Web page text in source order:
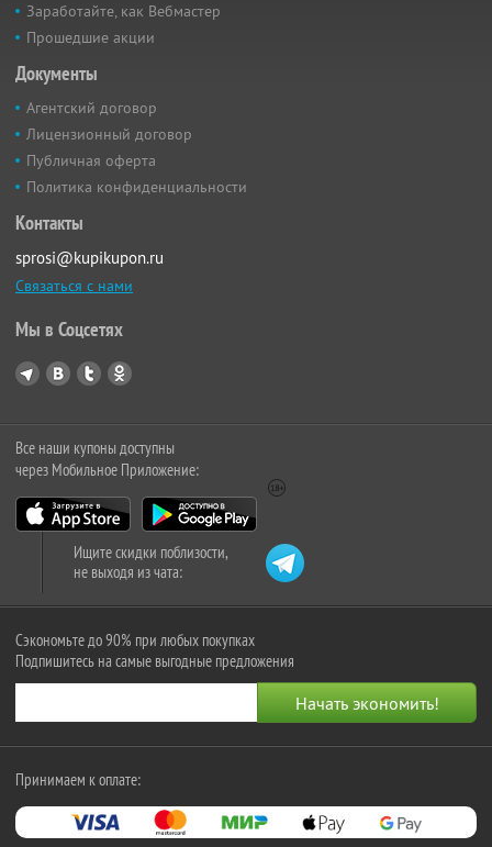
Заработайте, как Вебмастер
Прошедшие акции
Документы
Агентский договор
Лицензионный договор
Публичная оферта
Политика конфиденциальности
Контакты
sprosi@kupikupon.ru
Связаться с нами
Мы в Соцсетях
Все наши купоны доступны
через Мобильное Приложение:
Ищите скидки поблизости,
не выходя из чата:
Сэкономьте до 90% при любых покупках
Подпишитесь на самые выгодные предложения
Принимаем к оплате: